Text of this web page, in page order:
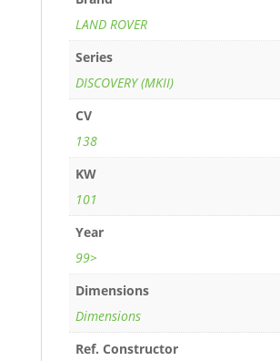
LAND ROVER
Series
DISCOVERY (MKII)
CV
138
KW
101
Year
99>
Dimensions
Dimensions
Ref. Constructor